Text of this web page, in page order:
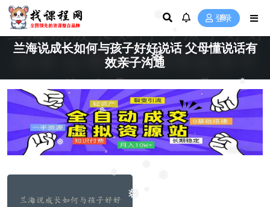
❅
❅
❅
❅
❅
❅
❅ 登录
兰海说成长如何与孩子好好说话 父母懂说话有
效亲子沟通